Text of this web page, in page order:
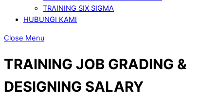
TRAINING SIX SIGMA
HUBUNGI KAMI
Close Menu
TRAINING JOB GRADING &
DESIGNING SALARY